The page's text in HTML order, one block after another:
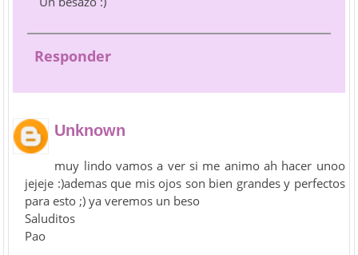
Responder
Unknown
muy lindo vamos a ver si me animo ah hacer unoo
jejeje :)ademas que mis ojos son bien grandes y perfectos
para esto ;) ya veremos un beso
Saluditos
Pao